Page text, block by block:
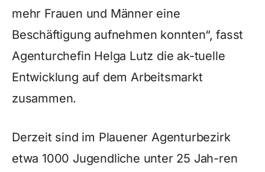
mehr Frauen und Männer eine
Beschäftigung aufnehmen konnten“, fasst
Agenturchefin Helga Lutz die ak-tuelle
Entwicklung auf dem Arbeitsmarkt
zusammen.
Derzeit sind im Plauener Agenturbezirk
etwa 1000 Jugendliche unter 25 Jah-ren